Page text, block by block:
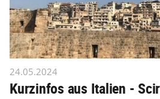
24.05.2024
Kurzinfos aus Italien -